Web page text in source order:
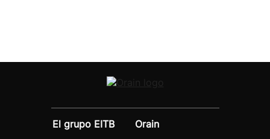
El grupo EITB
Orain